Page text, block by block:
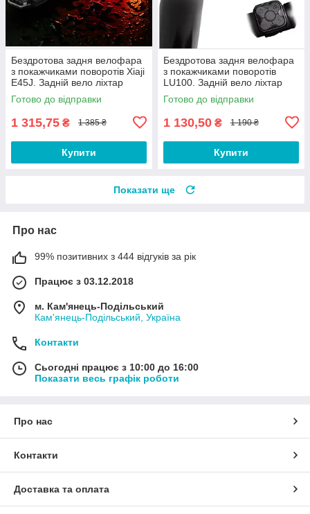
Бездротова задня велофара
з покажчиками поворотів Xiaji
E45J. Задній вело ліхтар
фари для велосипеда
Готово до відправки
1 315,75 ₴ 1 385 ₴
Купити
Бездротова задня велофара
з покажчиками поворотів
LU100. Задній вело ліхтар
фари для велосипеда
Готово до відправки
1 130,50 ₴ 1 190 ₴
Купити
Показати ще
Про нас
99% позитивних з 444 відгуків за рік
Працює з 03.12.2018
м. Кам'янець-Подільський
Кам'янець-Подільський, Україна
Контакти
Сьогодні працює з 10:00 до 16:00
Показати весь графік роботи
Про нас
Контакти
Доставка та оплата